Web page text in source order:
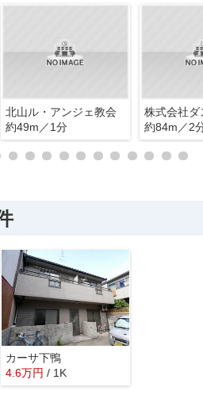
北山ル・アンジェ教会
約49m／1分
株式会社ダ
約84m／2
カーサ下鴨
4.6万円 / 1K